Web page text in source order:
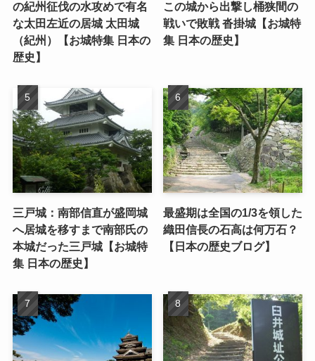
の紀州征伐の水攻めで有名
な太田左近の居城 太田城
（紀州）【お城特集 日本の
歴史】
この城から出撃し桶狭間の
戦いで敗戦 沓掛城【お城特
集 日本の歴史】
三戸城：南部信直が盛岡城
へ居城を移すまで南部氏の
本城だった三戸城【お城特
集 日本の歴史】
最盛期は全国の1/3を領した
織田信長の石高は何万石？
【日本の歴史ブログ】